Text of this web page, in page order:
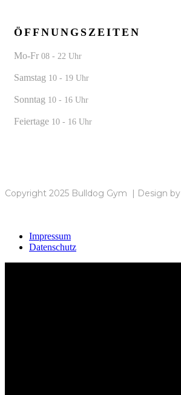
ÖFFNUNGSZEITEN
Mo-Fr 08 - 22 Uhr
Samstag 10 - 19 Uhr
Sonntag 10 - 16 Uhr
Feiertage 10 - 16 Uhr
Copyright 2025 Bulldog Gym | Design by
Impressum
Datenschutz